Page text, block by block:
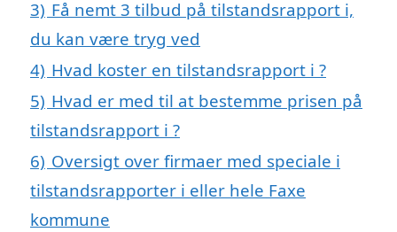
3) Få nemt 3 tilbud på tilstandsrapport i,
du kan være tryg ved
4) Hvad koster en tilstandsrapport i ?
5) Hvad er med til at bestemme prisen på
tilstandsrapport i ?
6) Oversigt over firmaer med speciale i
tilstandsrapporter i eller hele Faxe
kommune